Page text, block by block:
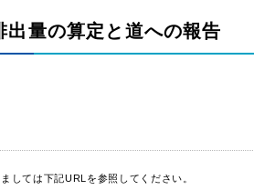
出量の算定と道への報告
しては下記URLを参照してください。